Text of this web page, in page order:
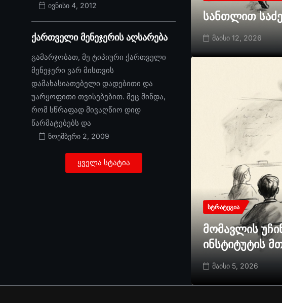
ივნისი 4, 2012
ქართველი მენეჯერის აღსარება
გამარჯობათ, მე ტიპიური ქართველი
მენეჯერი ვარ მისთვის
დამახასიათებელი დადებითი და
უარყოფითი თვისებებით. მეც მინდა,
რომ სწრაფად მივაღწიო დიდ
წარმატებებს და
ნოემბერი 2, 2009
ყველა სტატია
სანთლით
მაისი 12, 2026
ᲡᲢᲠᲐᲢᲔᲒᲘᲐ
მომავლის
ინსტიტუტის
მაისი 5, 2026